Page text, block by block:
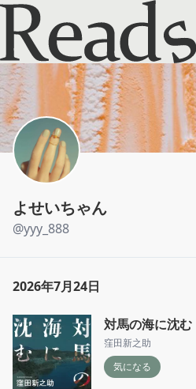
Reads - 読書のSNS＆記録アプリ
よせいちゃん
@yyy_888
2026年7月24日
対馬の海に沈む
窪田新之助
気になる